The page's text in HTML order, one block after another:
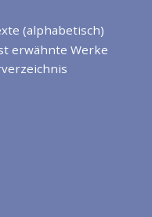
(alphabetisch)
erwähnte Werke